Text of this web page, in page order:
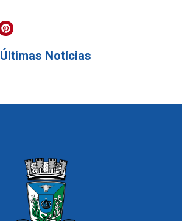
Últimas Notícias